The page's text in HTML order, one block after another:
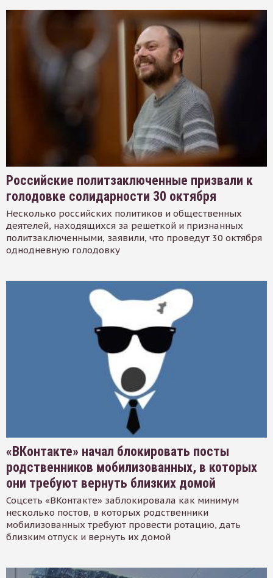
Российские политзаключенные призвали к
голодовке солидарности 30 октября
Несколько российских политиков и общественных
деятелей, находящихся за решеткой и признанных
политзаключенными, заявили, что проведут 30 октября
однодневную голодовку
«ВКонтакте» начал блокировать посты
родственников мобилизованных, в которых
они требуют вернуть близких домой
Соцсеть «ВКонтакте» заблокировала как минимум
несколько постов, в которых родственники
мобилизованных требуют провести ротацию, дать
близким отпуск и вернуть их домой